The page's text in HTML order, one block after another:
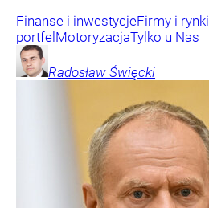
Finanse i inwestycjeFirmy i rynki
portfelMotoryzacjaTylko u Nas
Radosław Święcki